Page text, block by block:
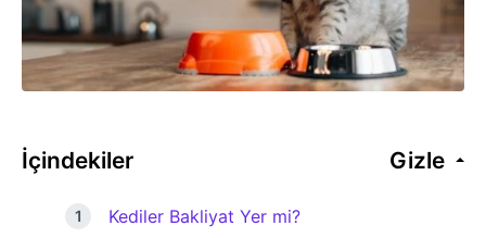
İçindekiler Gizle
Kediler Bakliyat Yer mi?